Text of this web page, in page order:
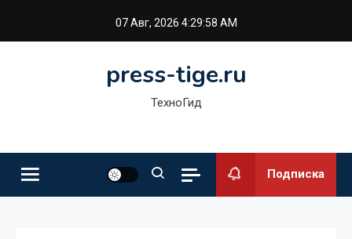
07 Авг, 2026 4:29:59 AM
press-tige.ru
ТехноГид
Подписка